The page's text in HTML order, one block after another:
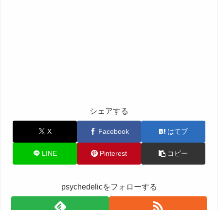
シェアする
X Facebook はてブ
LINE Pinterest コピー
psychedelicをフォローする